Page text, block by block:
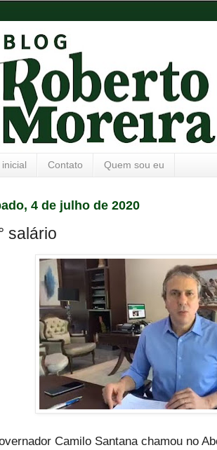
Contato Quem sou eu
4 de julho de 2020
salário
Camilo Santana chamou no